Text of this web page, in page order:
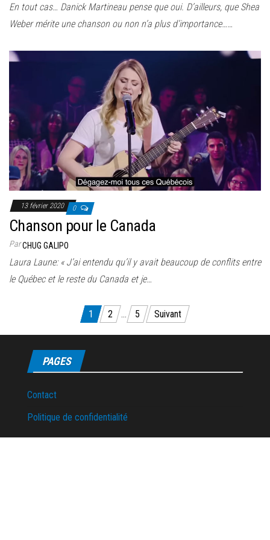
En tout cas… Danick Martineau pense que oui. D’ailleurs, que Shea
Weber mérite une chanson ou non n’a plus d’importance……
13 février 2020 0
Chanson pour le Canada
ParCHUG GALIPO
Laura Laune: « J’ai entendu qu’il y avait beaucoup de conflits entre
le Québec et le reste du Canada et je…
Pagination
des
publications
1 2 … 5 Suivant
PAGES
Contact
Politique de confidentialité